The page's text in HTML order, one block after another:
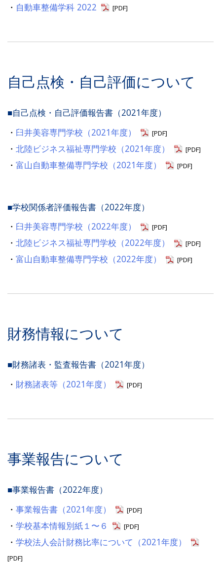
・ 自動車整備学科 2022 [PDF]
自己点検・自己評価について
■自己点検・自己評価報告書（2021年度）
・ 臼井美容専門学校（2021年度） [PDF]
・ 北陸ビジネス福祉専門学校（2021年度） [PDF]
・ 富山自動車整備専門学校（2021年度） [PDF]
■学校関係者評価報告書（2022年度）
・ 臼井美容専門学校（2022年度） [PDF]
・ 北陸ビジネス福祉専門学校（2022年度） [PDF]
・ 富山自動車整備専門学校（2022年度） [PDF]
財務情報について
■財務諸表・監査報告書（2021年度）
・ 財務諸表等（2021年度） [PDF]
事業報告について
■事業報告書（2022年度）
・ 事業報告書（2021年度） [PDF]
・ 学校基本情報別紙１〜６ [PDF]
・ 学校法人会計財務比率について（2021年度）
[PDF]